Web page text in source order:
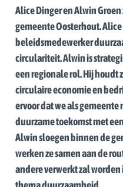
Alice Dinger en Alwin
gemeente Oosterhout.
beleidsmedewerker
circulariteit. Alwin is
een regionale rol. Hij houdt
circulaire economie en
ervoor dat we als
duurzame toekomst met
Alwin sloegen binnen de
werken ze samen aan de
andere verwerkt zal